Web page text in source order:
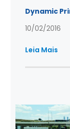
Dynamic
10/02/2016
Leia Mais